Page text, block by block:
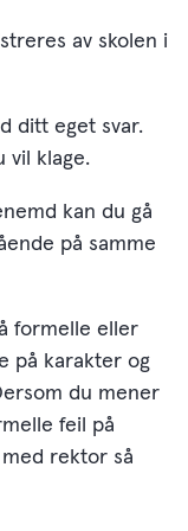
av skolen i
ditt eget svar.
vil klage.
kan du gå
på samme
formelle eller
på karakter og
du mener
feil på
rektor så